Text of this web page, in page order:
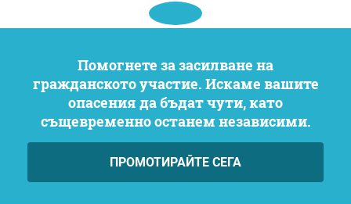
Помогнете за засилване на
гражданското участие. Искаме вашите
опасения да бъдат чути, като
същевременно останем независими.
ПРОМОТИРАЙТЕ СЕГА